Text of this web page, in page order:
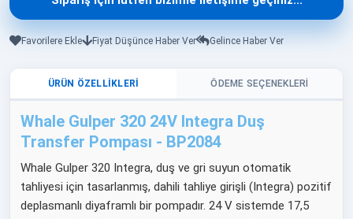
Favorilere Ekle Fiyat Düşünce Haber Ver Gelince Haber Ver
ÜRÜN ÖZELLIKLERI ÖDEME SEÇENEKLERI
Whale Gulper 320 24V Integra Duş
Transfer Pompası - BP2084
Whale Gulper 320 Integra, duş ve gri suyun otomatik
tahliyesi için tasarlanmış, dahili tahliye girişli (Integra) pozitif
deplasmanlı diyaframlı bir pompadır. 24 V sistemde 17,5